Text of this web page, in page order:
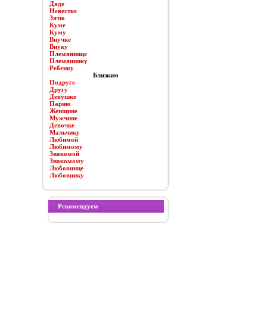
Дяде
Невестке
Зятю
Куме
Куму
Внучке
Внуку
Племяннице
Племяннику
Ребенку
Близким
Подруге
Другу
Девушке
Парню
Женщине
Мужчине
Девочке
Мальчику
Любимой
Любимому
Знакомой
Знакомому
Любовнице
Любовнику
Рекомендуем